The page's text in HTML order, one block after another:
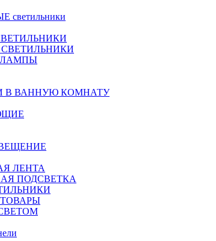
ЛАМПЫ
В ВАННУЮ КОМНАТУ
ЛЕНТА
ПОДСВЕТКА